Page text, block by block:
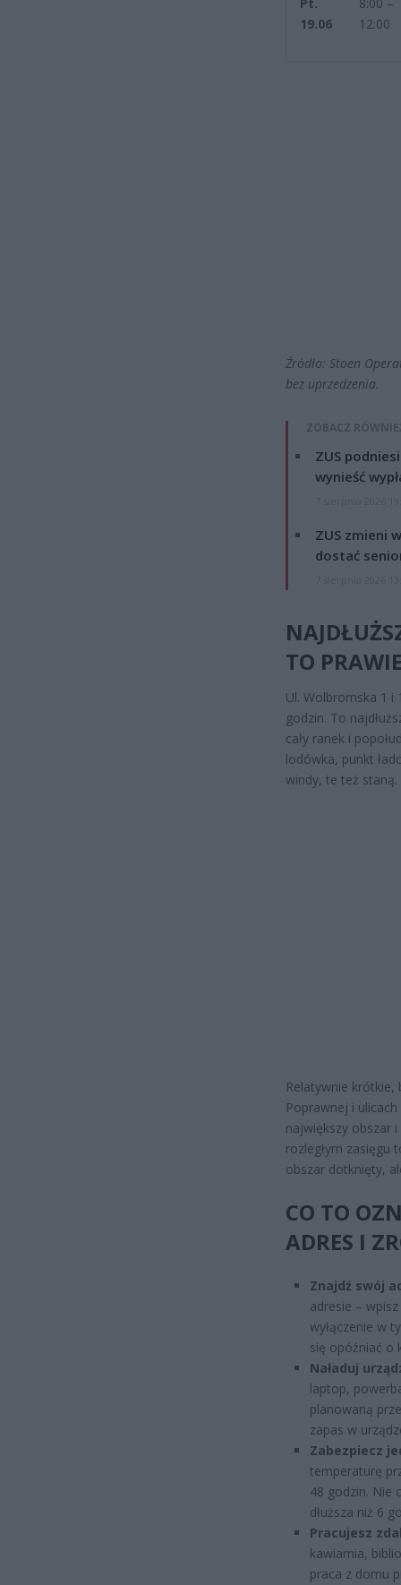
19.06
12:00
Źródło: Stoen
bez uprzedzenia.
ZOBACZ
ZUS
wynieść
ZUS zmieni
dostać
TO
Ul. Wolbromska 1 i
godzin. To
cały ranek i
lodówka, punkt
windy, te też
Relatywnie krótkie,
Poprawnej i
największy obszar
rozległym zasięgu
obszar dotknięty,
CO TO
ADRES I
Znajdź swój
adresie –
wyłączenie w
się opóźniać o
Naładuj
laptop,
planowaną
zapas w
Zabezpiecz
temperaturę
48 godzin. Nie
dłuższa niż 6
Pracujesz
kawiarnia,
praca z domu